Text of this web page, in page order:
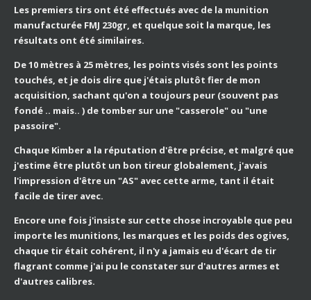
Les premiers tirs ont été effectués avec de la munition
manufacturée FMJ 230gr, et quelque soit la marque, les
résultats ont été similaires.
De 10 mètres à 25 mètres, les points visés sont les points
touchés, et je dois dire que j'étais plutôt fier de mon
acquisition, sachant qu'on a toujours peur (souvent pas
fondé .. mais.. ) de tomber sur une "casserole" ou "une
passoire".
Chaque Kimber a la réputation d'être précise, et malgré que
j'estime être plutôt un bon tireur globalement, j'avais
l'impression d'être un "AS" avec cette arme, tant il était
facile de tirer avec.
Encore une fois j'insiste sur cette chose incroyable que peu
importe les munitions, les marques et les poids des ogives,
chaque tir était cohérent, il n'y a jamais eu d'écart de tir
flagrant comme j'ai pu le constater sur d'autres armes et
d'autres calibres.